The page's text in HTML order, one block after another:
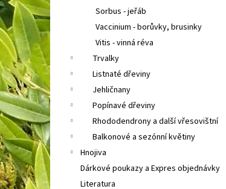
Sorbus - jeřáb
Vaccinium - borůvky, brusinky
Vitis - vinná réva
Trvalky
Listnaté dřeviny
Jehličnany
Popínavé dřeviny
Rhododendrony a další vřesovištní
Balkonové a sezónní květiny
Hnojiva
Dárkové poukazy a Expres objednávky
Literatura